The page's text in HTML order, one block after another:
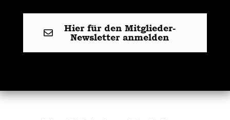
Hier für den Mitglieder-
Newsletter anmelden